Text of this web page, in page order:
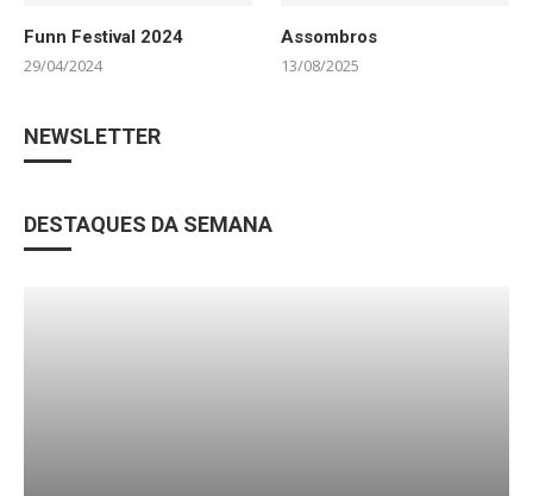
Funn Festival 2024
29/04/2024
Assombros
13/08/2025
NEWSLETTER
DESTAQUES DA SEMANA